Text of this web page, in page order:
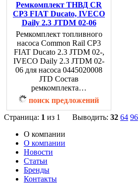
Ремкомплект ТНВД CR
CP3 FIAT Ducato, IVECO
Daily 2.3 JTDM 02-06
Ремкомплект топливного
насоса Common Rail CP3
FIAT Ducato 2.3 JTDM 02-,
IVECO Daily 2.3 JTDM 02-
06 для насоса 0445020008
JTD Состав
ремкомплекта…
поиск предложений
Страница: 1 из 1 Выводить: 32 64 96
О компании
О компании
Новости
Статьи
Бренды
Контакты